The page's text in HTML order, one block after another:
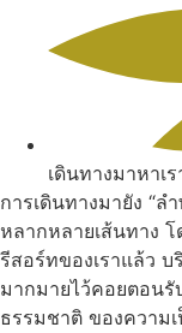
เดินทางมาหาเร
การเดินทางมายัง “ล
หลากหลายเส้นทาง
รีสอร์ทของเราแล้ว บ
มากมายไว้คอยตอน
ธรรมชาติ ของความ